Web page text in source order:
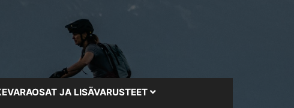
JA LISÄVARUSTEET